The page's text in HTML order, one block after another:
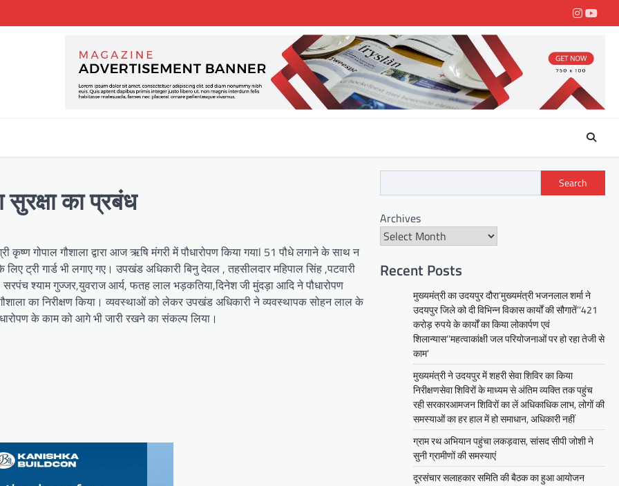
का प्रबंध
कृष्ण गोपाल गौशाला द्वारा आज ऋषि मंगरी में पौधारोपण किया गयाl 51 पौधे लगाने के साथ न
ट्री गार्ड भी लगाए गए। उपखंड अधिकारी बिनु देवल , तहसीलदार महिपाल सिंह ,पटवारी
सरपंच श्याम गुज्जर,युवराज आर्य, फतह लाल भड़कतिया,दिनेश जी मुंदड़ा आदि ने पौधारोपण
का निरीक्षण किया। व्यवस्थाओं को लेकर उपखंड अधिकारी ने व्यवस्थापक सोहन लाल के
के काम को आगे भी जारी रखने का संकल्प लिया।
Search
Archives
Recent Posts
मुख्यमंत्री का उदयपुर दौरा’मुख्यमंत्री भजनलाल शर्मा ने
उदयपुर जिले को दी विभिन्न विकास कार्यों की सौगातें’’421
करोड़ रुपये के कार्यों का किया लोकार्पण एवं
शिलान्यास’’महत्वाकांक्षी जल परियोजनाओं पर हो रहा तेजी से
काम’
मुख्यमंत्री ने उदयपुर में शहरी सेवा शिविर का किया
निरीक्षणसेवा शिविरों के माध्यम से अंतिम व्यक्ति तक पहुंच
रही सरकारआमजन शिविरों का लें अधिकाधिक लाभ, लोगों की
समस्याओं का हर हाल में हो समाधान, अधिकारी नहीं
ग्राम रथ अभियान पहुंचा लकड़वास, सांसद सीपी जोशी ने
सुनी ग्रामीणों की समस्याएं
दूरसंचार सलाहकार समिति की बैठक का हुआ आयोजन